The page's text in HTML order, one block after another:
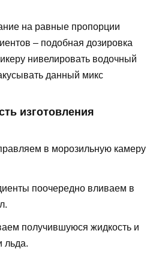
на равные пропорции
– подобная дозировка
нивелировать водочный
данный микс
изготовления
в морозильную камеру
поочередно вливаем в
получившуюся жидкость и
льда.